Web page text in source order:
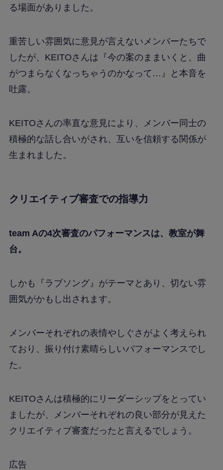
る場面がありました。
重苦しい雰囲気に意見が言えないメンバーたちで
したが、KEITOさんは『今の案のままいくと、曲
がつまらなくなっちゃうのかなって…』と本音を
吐露。
KEITOさんの率直な意見により、メンバー同士の
積極的な話し合いがされ、互いを信頼する関係が
生まれました。
クリエイティブ審査での指導力
team Aの4次審査のパフォーマンスは、教室が舞
台。
しかも『ラブソング』がテーマとあり、切ない雰
囲気がかもし出されます。
メンバーそれぞれの表情やしぐさがよく考えられ
ており、振り付け素晴らしいパフォーマンスでし
た。
KEITOさんは積極的にリーダーシップをとってい
ましたが、メンバーそれぞれの良い部分が見えた
クリエイティブ審査だったと言えるでしょう。
広告